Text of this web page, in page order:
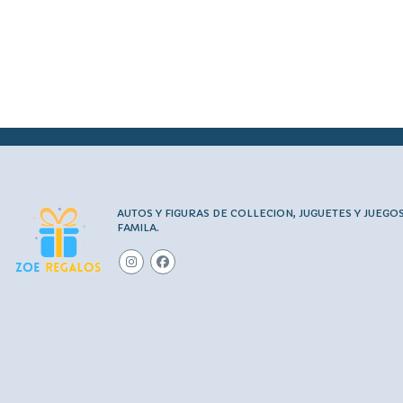
AUTOS Y FIGURAS DE COLLECION, JUGUETES Y
FAMILA.